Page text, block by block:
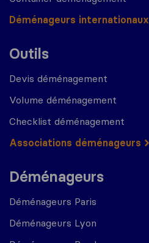
Déménageurs internationaux
Outils
Devis déménagement
Volume déménagement
Checklist déménagement
Associations déménageurs
Déménageurs
Déménageurs Paris
Déménageurs Lyon